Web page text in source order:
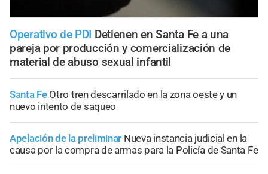
Operativo de PDI Detienen en Santa Fe a una
pareja por producción y comercialización de
material de abuso sexual infantil
Santa Fe Otro tren descarrilado en la zona oeste y un
nuevo intento de saqueo
Apelación de la preliminar Nueva instancia judicial en la
causa por la compra de armas para la Policía de Santa Fe